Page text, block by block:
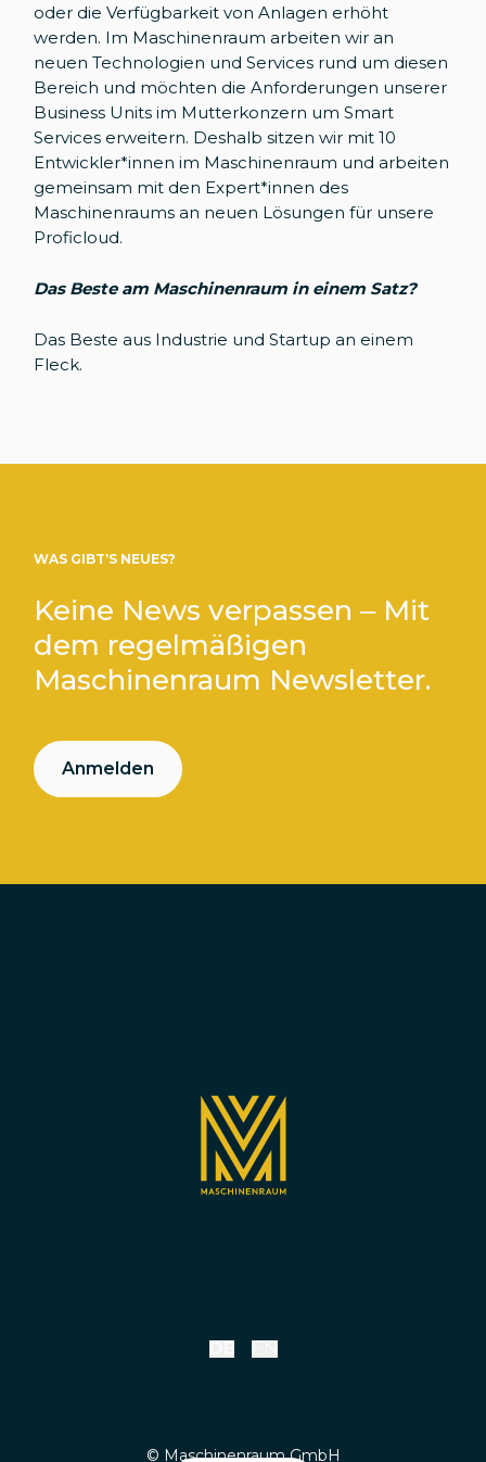
oder die Verfügbarkeit von Anlagen erhöht
werden. Im Maschinenraum arbeiten wir an
neuen Technologien und Services rund um diesen
Bereich und möchten die Anforderungen unserer
Business Units im Mutterkonzern um Smart
Services erweitern. Deshalb sitzen wir mit 10
Entwickler*innen im Maschinenraum und arbeiten
gemeinsam mit den Expert*innen des
Maschinenraums an neuen Lösungen für unsere
Proficloud.
Das Beste am Maschinenraum in einem Satz?
Das Beste aus Industrie und Startup an einem
Fleck.
WAS GIBT’S NEUES?
Keine News verpassen – Mit
dem regelmäßigen
Maschinenraum Newsletter.
Anmelden
© Maschinenraum GmbH